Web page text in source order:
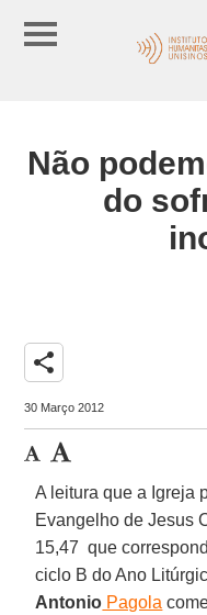
Não
do
share
30 Março 2012
A leitura que a Igreja
Evangelho de Jesus
15,47 que
ciclo B do Ano
Antonio Pagola